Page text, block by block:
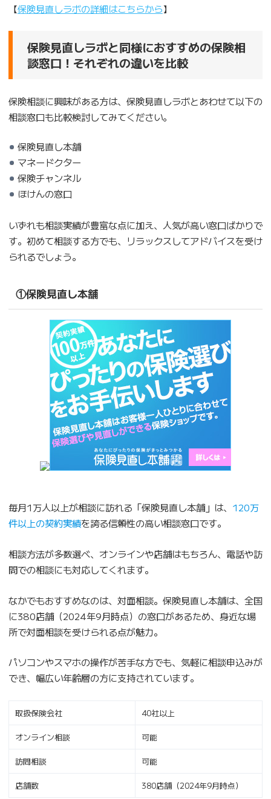
【保険見直しラボの詳細はこちらから】
保険見直しラボと同様におすすめの保険相
談窓口！それぞれの違いを比較
保険相談に興味がある方は、保険見直しラボとあわせて以下の
相談窓口も比較検討してみてください。
保険見直し本舗
マネードクター
保険チャンネル
ほけんの窓口
いずれも相談実績が豊富な点に加え、人気が高い窓口ばかりで
す。初めて相談する方でも、リラックスしてアドバイスを受け
られるでしょう。
①保険見直し本舗
毎月1万人以上が相談に訪れる「保険見直し本舗」は、 120万
件以上の契約実績を誇る信頼性の高い相談窓口です。
相談方法が多数選べ、オンラインや店舗はもちろん、電話や訪
問での相談にも対応してくれます。
なかでもおすすめなのは、対面相談。保険見直し本舗は、全国
に380店舗（2024年9月時点）の窓口があるため、身近な場
所で対面相談を受けられる点が魅力。
パソコンやスマホの操作が苦手な方でも、気軽に相談申込みが
でき、幅広い年齢層の方に支持されています。
取扱保険会社 40社以上
オンライン相談 可能
訪問相談 可能
店舗数 380店舗（2024年9月時点）